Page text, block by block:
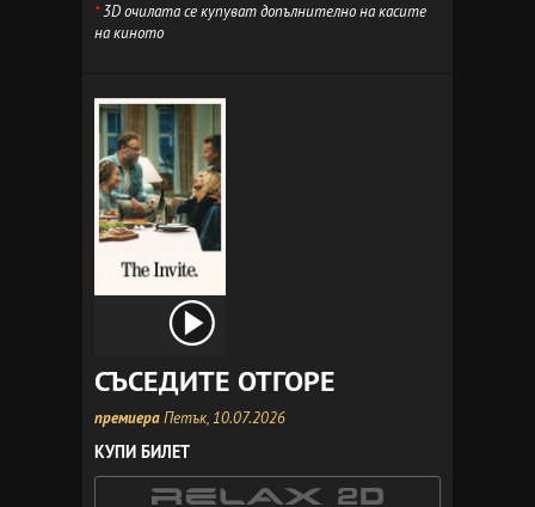
*3D очилата се купуват допълнително на касите
на киното
СЪСЕДИТЕ ОТГОРЕ
премиераПетък, 10.07.2026
КУПИ БИЛЕТ